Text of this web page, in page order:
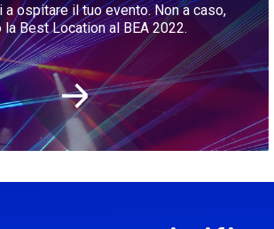
a ospitare il tuo evento. Non a caso,
la Best Location al BEA 2022.